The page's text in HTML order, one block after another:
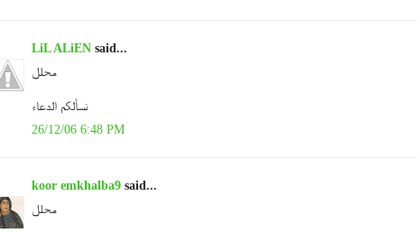
LiL ALiEN said...
محلل
نسألكم الدعاء
26/12/06 6:48 PM
koor emkhalba9 said...
محلل